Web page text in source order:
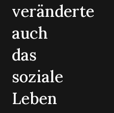
veränderte
auch
das
soziale
Leben